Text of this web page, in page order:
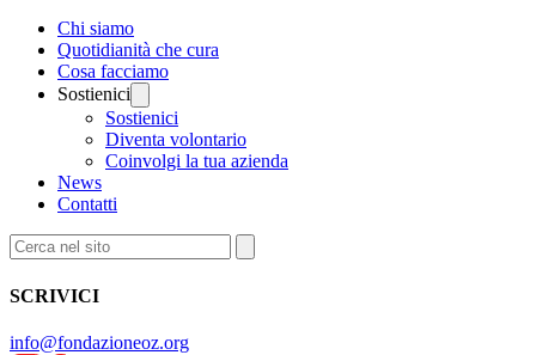
Chi siamo
Quotidianità che cura
Cosa facciamo
Sostienici
Sostienici
Diventa volontario
Coinvolgi la tua azienda
News
Contatti
SCRIVICI
info@fondazioneoz.org